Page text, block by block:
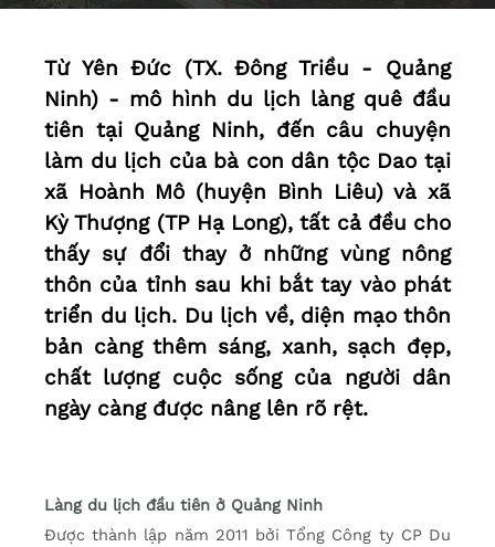
Từ Yên Đức (TX. Đông Triều - Quảng
Ninh) - mô hình du lịch làng quê đầu
tiên tại Quảng Ninh, đến câu chuyện
làm du lịch của bà con dân tộc Dao tại
xã Hoành Mô (huyện Bình Liêu) và xã
Kỳ Thượng (TP Hạ Long), tất cả đều cho
thấy sự đổi thay ở những vùng nông
thôn của tỉnh sau khi bắt tay vào phát
triển du lịch. Du lịch về, diện mạo thôn
bản càng thêm sáng, xanh, sạch đẹp,
chất lượng cuộc sống của người dân
ngày càng được nâng lên rõ rệt.
Làng du lịch đầu tiên ở Quảng Ninh
Được thành lập năm 2011 bởi Tổng Công ty CP Du